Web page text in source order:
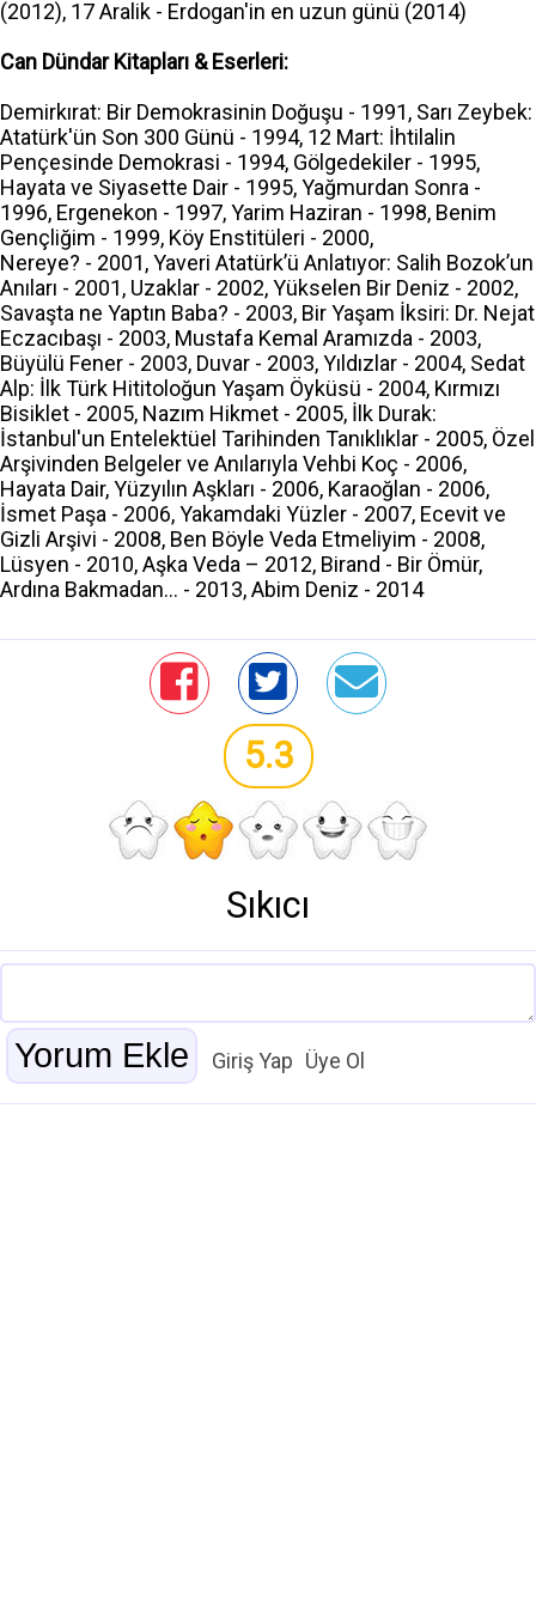
(2012), 17 Aralik - Erdogan'in en uzun günü (2014)
Can Dündar Kitapları & Eserleri:
Demirkırat: Bir Demokrasinin Doğuşu - 1991, Sarı Zeybek:
Atatürk'ün Son 300 Günü - 1994, 12 Mart: İhtilalin
Pençesinde Demokrasi - 1994, Gölgedekiler - 1995,
Hayata ve Siyasette Dair - 1995, Yağmurdan Sonra -
1996, Ergenekon - 1997, Yarim Haziran - 1998, Benim
Gençliğim - 1999, Köy Enstitüleri - 2000,
Nereye? - 2001, Yaveri Atatürk’ü Anlatıyor: Salih Bozok’un
Anıları - 2001, Uzaklar - 2002, Yükselen Bir Deniz - 2002,
Savaşta ne Yaptın Baba? - 2003, Bir Yaşam İksiri: Dr. Nejat
Eczacıbaşı - 2003, Mustafa Kemal Aramızda - 2003,
Büyülü Fener - 2003, Duvar - 2003, Yıldızlar - 2004, Sedat
Alp: İlk Türk Hititoloğun Yaşam Öyküsü - 2004, Kırmızı
Bisiklet - 2005, Nazım Hikmet - 2005, İlk Durak:
İstanbul'un Entelektüel Tarihinden Tanıklıklar - 2005, Özel
Arşivinden Belgeler ve Anılarıyla Vehbi Koç - 2006,
Hayata Dair, Yüzyılın Aşkları - 2006, Karaoğlan - 2006,
İsmet Paşa - 2006, Yakamdaki Yüzler - 2007, Ecevit ve
Gizli Arşivi - 2008, Ben Böyle Veda Etmeliyim - 2008,
Lüsyen - 2010, Aşka Veda – 2012, Birand - Bir Ömür,
Ardına Bakmadan... - 2013, Abim Deniz - 2014
5.3
Sıkıcı
Giriş Yap Üye Ol